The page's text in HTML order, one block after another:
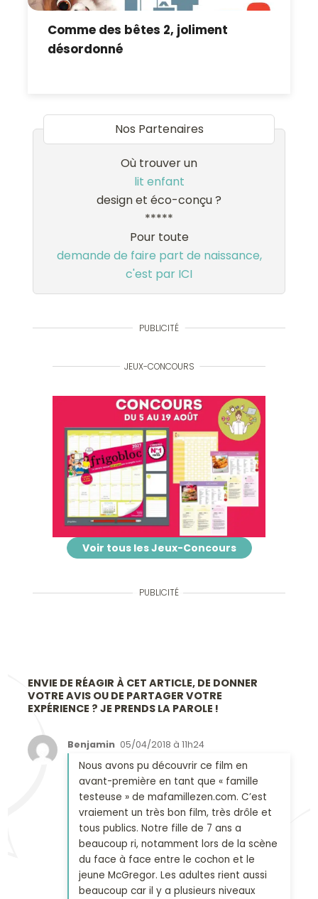
Comme des bêtes 2, joliment
désordonné
Nos Partenaires
Où trouver un
lit enfant
design et éco-conçu ?
*****
Pour toute
demande de faire part de naissance,
c'est par ICI
PUBLICITÉ
JEUX-CONCOURS
Voir tous les Jeux-Concours
PUBLICITÉ
ENVIE DE RÉAGIR À CET ARTICLE, DE DONNER
VOTRE AVIS OU DE PARTAGER VOTRE
EXPÉRIENCE ? JE PRENDS LA PAROLE !
Benjamin 05/04/2018 à 11h24
Nous avons pu découvrir ce film en
avant-première en tant que « famille
testeuse » de mafamillezen.com. C’est
vraiement un très bon film, très drôle et
tous publics. Notre fille de 7 ans a
beaucoup ri, notamment lors de la scène
du face à face entre le cochon et le
jeune McGregor. Les adultes rient aussi
beaucoup car il y a plusieurs niveaux